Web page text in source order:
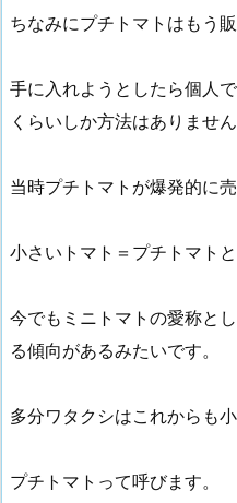
ちなみにプチトマトはもう
手に入れようとしたら個人
くらいしか方法はありません
当時プチトマトが爆発的に
小さいトマト＝プチトマト
今でもミニトマトの愛称と
る傾向があるみたいです。
多分ワタクシはこれからも
プチトマトって呼びます。